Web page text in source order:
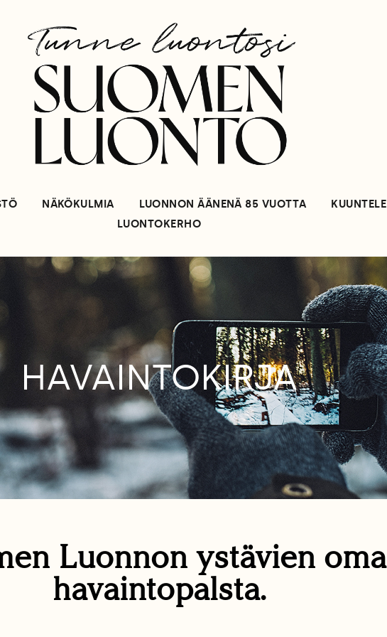
NÄKÖKULMIA LUONNON ÄÄNENÄ 85 VUOTTA KUUNTELE
LUONTOKERHO
HAVAINTOKIRJA
Luonnon ystävien oma
havaintopalsta.